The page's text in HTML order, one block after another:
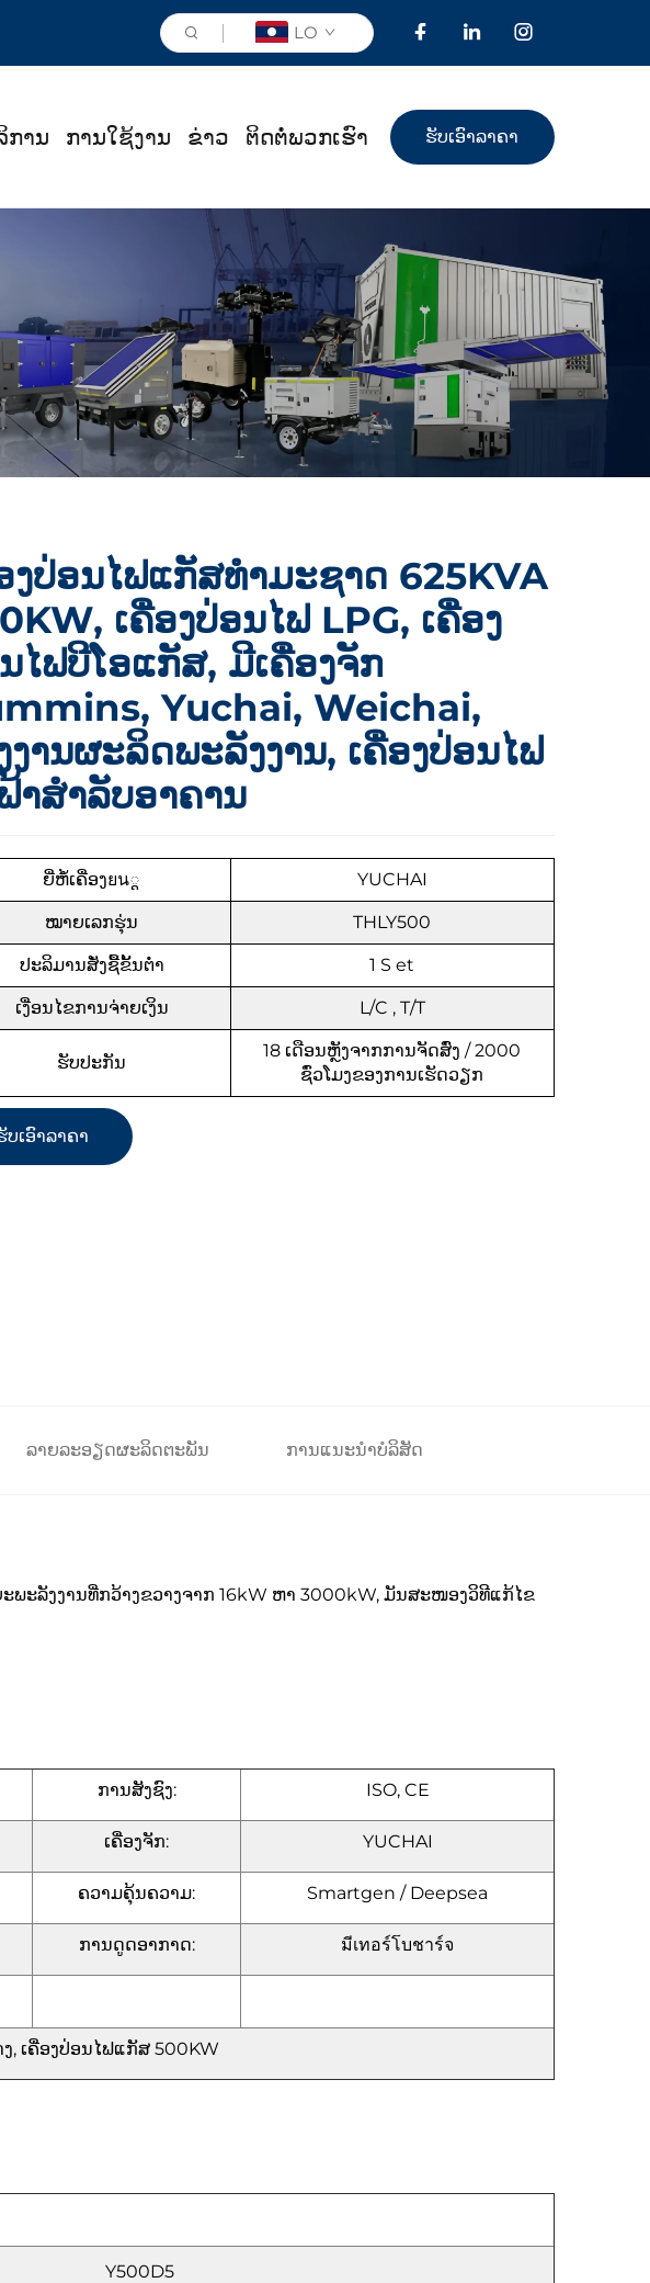
LO
ການ ການໃຊ້ງານ ຂ່າວ ຕິດຕໍ່ພວກເຮົາ ຮັບເອົາລາຄາ
ງປ່ອນໄຟແກັສທຳມະຊາດ 625KVA
ເຄື່ອງປ່ອນໄຟ LPG, ເຄື່ອງ
ໄຟບີໂອແກັສ, ມີເຄື່ອງຈັກ
Yuchai, Weichai,
ງານຜະລິດພະລັງງານ, ເຄື່ອງປ່ອນໄຟ
າສຳລັບອາຄານ
ຍີ່ຫໍ້ເຄື່ອງยน្ត YUCHAI
ໝາຍເລກຮຸ່ນ THLY500
ປະລິມານສັ່ງຊື້ຂັ້ນຕ່ຳ 1 Set
ເງື່ອນໄຂການຈ່າຍເງິນ L/C , T/T
ຮັບປະກັນ
18 ເດືອນຫຼັງຈາກການຈັດສົ່ງ / 2000
ຊົ່ວໂມງຂອງການເຮັດວຽກ
ບເອົາລາຄາ
ລາຍລະອຽດຜະລິດຕະພັນ ການແນະນຳບໍລິສັດ
ພະລັງງານທີ່ກວ້າງຂວາງຈາກ 16kW ຫາ 3000kW, ມັນສະໜອງວິທີແກ້ໄຂ
ການສັງຊົງ: ISO, CE
ເຄື່ອງຈັກ: YUCHAI
ຄວາມຄຸ້ນຄວາມ: Smartgen / Deepsea
ການດູດອາກາດ: มีเทอร์โบชาร์จ
, ເຄື່ອງປ່ອນໄຟແກັສ 500KW
Y500D5